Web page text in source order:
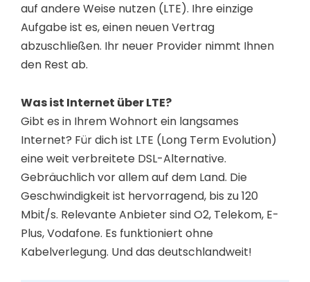
auf andere Weise nutzen (LTE). Ihre einzige
Aufgabe ist es, einen neuen Vertrag
abzuschließen. Ihr neuer Provider nimmt Ihnen
den Rest ab.
Was ist Internet über LTE?
Gibt es in Ihrem Wohnort ein langsames
Internet? Für dich ist LTE (Long Term Evolution)
eine weit verbreitete DSL-Alternative.
Gebräuchlich vor allem auf dem Land. Die
Geschwindigkeit ist hervorragend, bis zu 120
Mbit/s. Relevante Anbieter sind O2, Telekom, E-
Plus, Vodafone. Es funktioniert ohne
Kabelverlegung. Und das deutschlandweit!